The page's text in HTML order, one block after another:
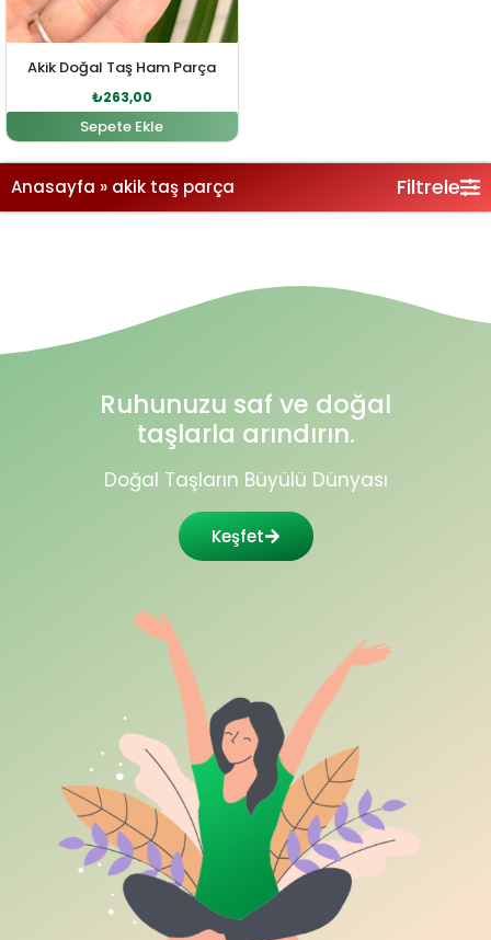
Akik Doğal Taş Ham Parça
₺263,00
Sepete Ekle
Anasayfa » akik taş parça Filtrele
Ruhunuzu saf ve doğal
taşlarla arındırın.
Doğal Taşların Büyülü Dünyası
Keşfet